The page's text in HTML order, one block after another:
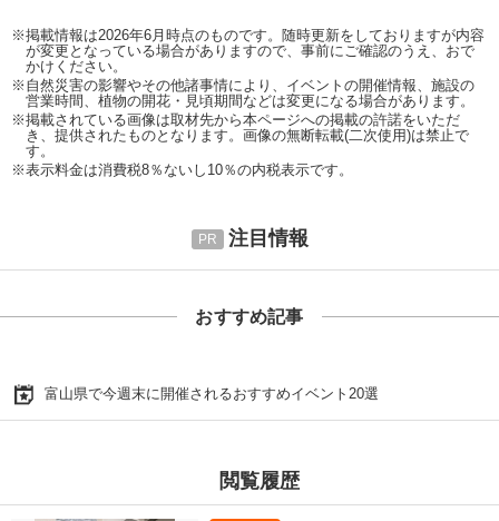
※掲載情報は2026年6月時点のものです。随時更新をしておりますが内容
が変更となっている場合がありますので、事前にご確認のうえ、おで
かけください。
※自然災害の影響やその他諸事情により、イベントの開催情報、施設の
営業時間、植物の開花・見頃期間などは変更になる場合があります。
※掲載されている画像は取材先から本ページへの掲載の許諾をいただ
き、提供されたものとなります。画像の無断転載(二次使用)は禁止で
す。
※表示料金は消費税8％ないし10％の内税表示です。
注目情報
おすすめ記事
富山県で今週末に開催されるおすすめイベント20選
閲覧履歴